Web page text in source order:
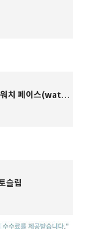
애플워치 페이스 어플 추천 애플워치 페이스(watch faces)
슬립